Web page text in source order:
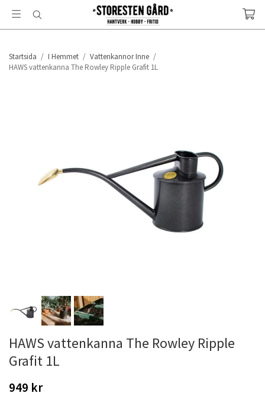
Startsida / I Hemmet / Vattenkannor Inne /
HAWS vattenkanna The Rowley Ripple Grafit 1L
HAWS vattenkanna The Rowley Ripple
Grafit 1L
949 kr